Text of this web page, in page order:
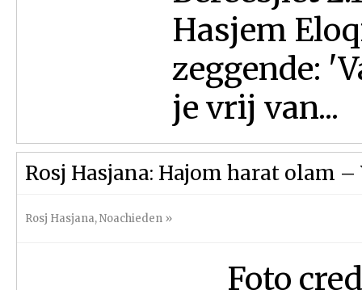
Hasjem
zeggende:
je vrij van...
Rosj Hasjana: Hajom harat olam
Rosj Hasjana,Noachieden »
Foto